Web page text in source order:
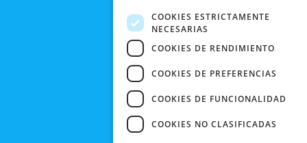
FRIDAY
CONTACTO
COOKIES ESTRICTAMENTE
NECESARIAS
COOKIES DE RENDIMIENTO
COOKIES DE PREFERENCIAS
COOKIES DE FUNCIONALIDAD
COOKIES NO CLASIFICADAS